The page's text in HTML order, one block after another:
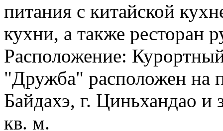
питания с китайской
кухни, а также ресторан
Расположение:
"Дружба" расположен на
Байдахэ, г. Циньхандао и
кв. м.